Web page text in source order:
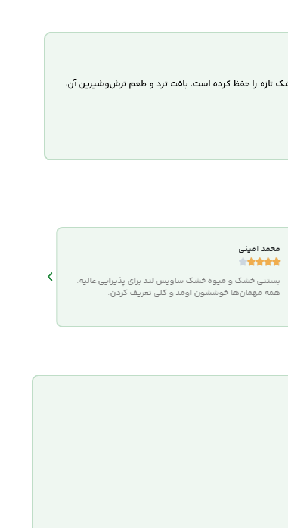
تمشک تازه را حفظ کرده است. بافت ترد و طعم ترش‌وشیرین آن،
محمد امینی





بستنی خشک و میوه خشک ساویس لند برای پذیرایی عالیه.
همه مهمان‌ها خوششون اومد و کلی تعریف کردن.